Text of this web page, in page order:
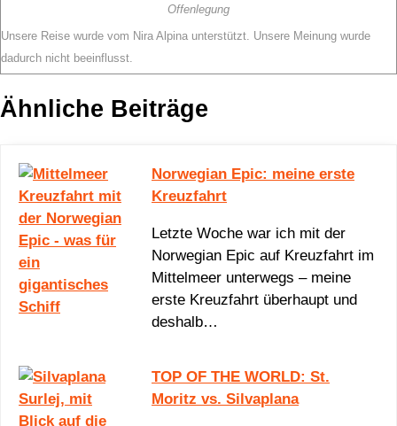
Offenlegung
Unsere Reise wurde vom Nira Alpina unterstützt. Unsere Meinung wurde
dadurch nicht beeinflusst.
Ähnliche Beiträge
Norwegian Epic: meine erste
Kreuzfahrt
Letzte Woche war ich mit der
Norwegian Epic auf Kreuzfahrt im
Mittelmeer unterwegs – meine
erste Kreuzfahrt überhaupt und
deshalb…
TOP OF THE WORLD: St.
Moritz vs. Silvaplana